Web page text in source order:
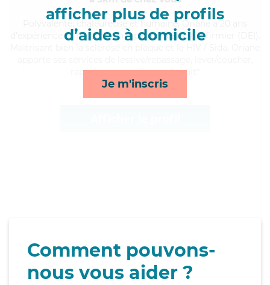
afficher plus de profils
d’aides à domicile
Je m'inscris
, chaleureuse et humaine, Oriane a 20 ans
d'expérience et possède un diplôme d'Etat d'infirmier (DEI).
rappels et surveillance de nuit*
Comment pouvons-
nous vous aider ?